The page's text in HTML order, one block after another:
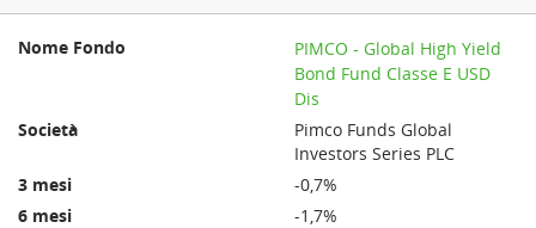
PIMCO - Global High Yield
Bond Fund Classe E USD
Dis
Pimco Funds Global
Investors Series PLC
-0,7%
-1,7%